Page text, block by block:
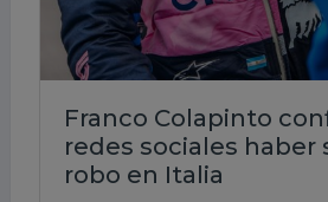
Franco Colapinto
redes sociales haber
robo en Italia